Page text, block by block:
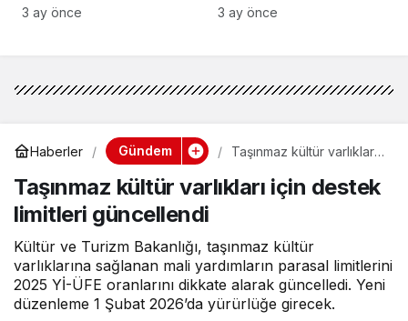
Gözaltı!
3 ay önce 3 ay önce
Haberler Gündem
Taşınmaz kültür varlıkları
güncellendi
Taşınmaz kültür varlıkları için destek
limitleri güncellendi
Kültür ve Turizm Bakanlığı, taşınmaz kültür
varlıklarına sağlanan mali yardımların parasal limitlerini
2025 Yİ-ÜFE oranlarını dikkate alarak güncelledi. Yeni
düzenleme 1 Şubat 2026’da yürürlüğe girecek.